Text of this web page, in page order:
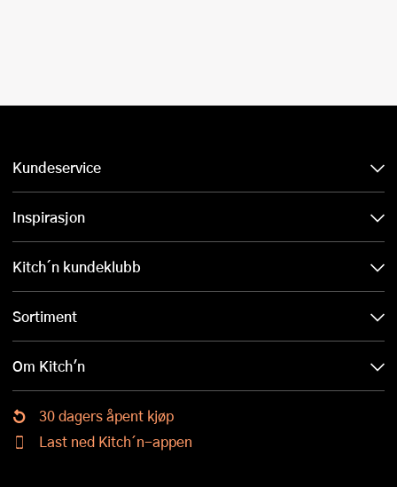
Kundeservice
Inspirasjon
Kitch´n kundeklubb
Sortiment
Om Kitch'n
30 dagers åpent kjøp
Last ned Kitch´n-appen